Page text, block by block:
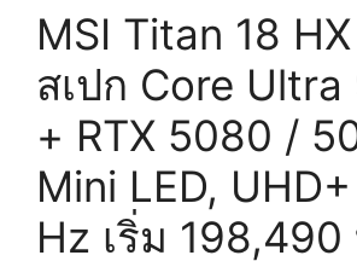
MSI Titan 18
สเปก Core
+ RTX 5080 /
Mini LED,
Hz เริ่ม